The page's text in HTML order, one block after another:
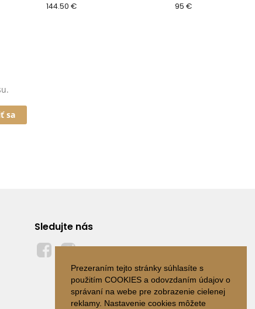
Prezeraním tejto stránky súhlasíte s
použitím COOKIES a odovzdaním údajov o
správaní na webe pre zobrazenie cielenej
reklamy. Nastavenie cookies môžete
144.50 €
95 €
sa
Sledujte nás